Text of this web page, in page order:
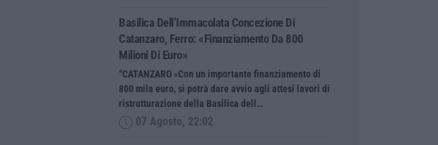
Basilica Dell’Immacolata Concezione Di
Catanzaro, Ferro: «finanziamento Da 800
Milioni Di Euro»
“CATANZARO «Con un importante finanziamento di
800 mila euro, si potrà dare avvio agli attesi lavori di
ristrutturazione della Basilica dell…
07 Agosto, 22:02